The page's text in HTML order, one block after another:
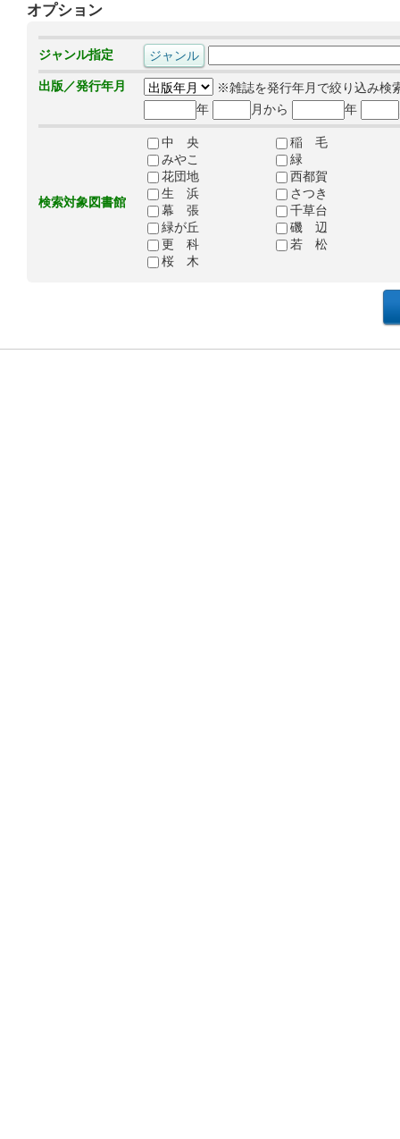
オプション
ジャンル指定
出版／発行年月
※雑誌を発行年月で絞り込み検
年
月から 年
検索対象図書館
中 央
稲 毛
みやこ
緑
花団地
西都賀
生 浜
さつき
幕 張
千草台
緑が丘
磯 辺
更 科
若 松
桜 木